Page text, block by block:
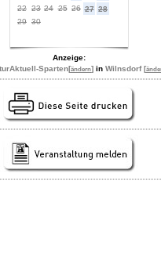
22 23 24 25 26 27 28
29 30
Anzeige:
Sparten[ändern] in Wilnsdorf [